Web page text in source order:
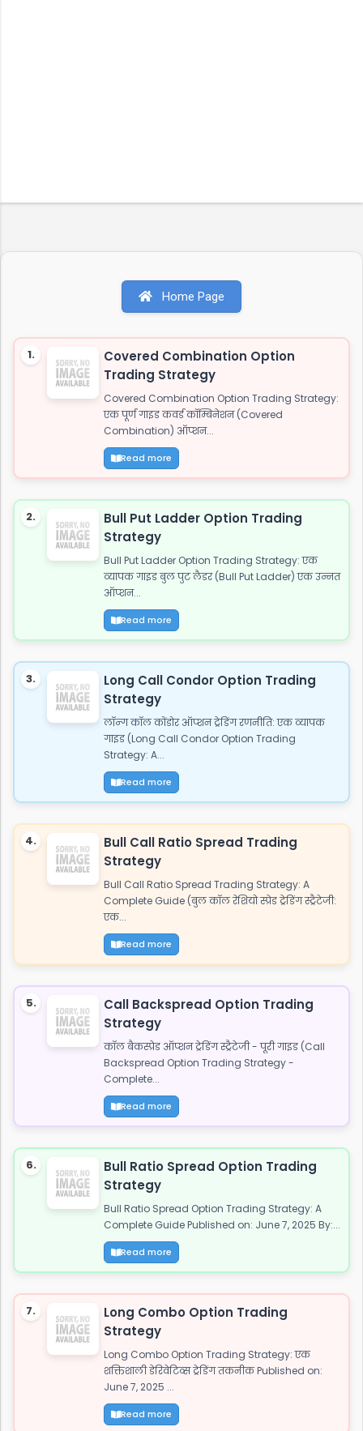
Home Page
1.
Covered Combination Option
Trading Strategy
Covered Combination Option Trading Strategy:
एक पूर्ण गाइड कवर्ड कॉम्बिनेशन (Covered
Combination) ऑप्शन...
Read more
2.
Bull Put Ladder Option Trading
Strategy
Bull Put Ladder Option Trading Strategy: एक
व्यापक गाइड बुल पुट लैडर (Bull Put Ladder) एक उन्नत
ऑप्शन...
Read more
3.
Long Call Condor Option Trading
Strategy
लॉन्ग कॉल कोंडोर ऑप्शन ट्रेडिंग रणनीति: एक व्यापक
गाइड (Long Call Condor Option Trading
Strategy: A...
Read more
4.
Bull Call Ratio Spread Trading
Strategy
Bull Call Ratio Spread Trading Strategy: A
Complete Guide (बुल कॉल रेशियो स्प्रेड ट्रेडिंग स्ट्रैटेजी:
एक...
Read more
5.
Call Backspread Option Trading
Strategy
कॉल बैकस्प्रेड ऑप्शन ट्रेडिंग स्ट्रैटेजी - पूरी गाइड (Call
Backspread Option Trading Strategy -
Complete...
Read more
6.
Bull Ratio Spread Option Trading
Strategy
Bull Ratio Spread Option Trading Strategy: A
Complete Guide Published on: June 7, 2025 By:...
Read more
7.
Long Combo Option Trading
Strategy
Long Combo Option Trading Strategy: एक
शक्तिशाली डेरिवेटिव्स ट्रेडिंग तकनीक Published on:
June 7, 2025 ...
Read more